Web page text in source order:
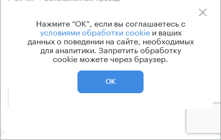
История предложений
по запросу
Ставка арендной платы
по запросу
Класс офисов Тип здания
Жилое здание
Нажмите “ОК”, если вы соглашаетесь с
условиями обработки cookieи ваших
данных о поведении на сайте, необходимых
для аналитики. Запретить обработку
cookie можете через браузер.
ОК